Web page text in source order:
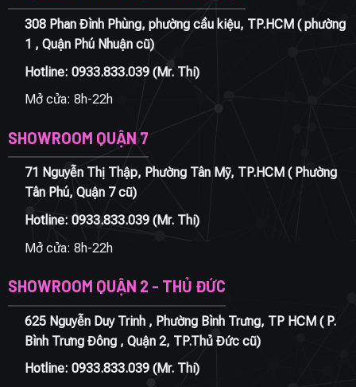
308 Phan Đình Phùng, phường cầu kiệu, TP.HCM ( phường
1 , Quận Phú Nhuận cũ)
Hotline: 0933.833.039(Mr. Thi)
Mở cửa: 8h-22h
SHOWROOM QUẬN 7
71 Nguyễn Thị Thập, Phường Tân Mỹ, TP.HCM ( Phường
Tân Phú, Quận 7 cũ)
Hotline: 0933.833.039(Mr. Thi)
Mở cửa: 8h-22h
SHOWROOM QUẬN 2 - THỦ ĐỨC
625 Nguyễn Duy Trinh , Phường Bình Trưng, TP HCM ( P.
Bình Trưng Đông , Quận 2, TP.Thủ Đức cũ)
Hotline: 0933.833.039(Mr. Thi)